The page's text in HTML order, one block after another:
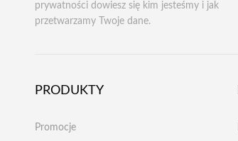
prywatności dowiesz się kim jesteśmy i jak
przetwarzamy Twoje dane.
PRODUKTY
Promocje